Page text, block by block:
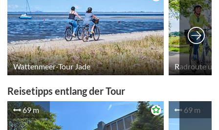
Wattenmeer-Tour Jade Radroute
Reisetipps entlang der Tour
69 m 69 m